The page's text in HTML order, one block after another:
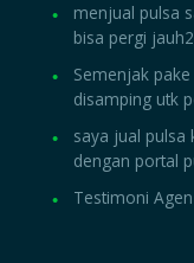
menjual pulsa
bisa pergi
Semenjak
disamping utk
saya jual pulsa
dengan portal
Testimoni